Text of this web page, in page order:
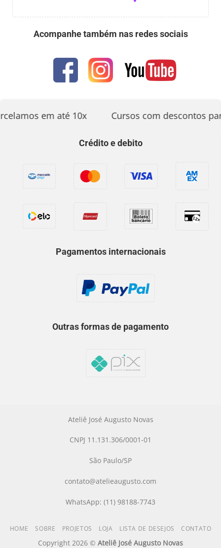
Acompanhe também nas redes sociais
em até 10x Cursos com descontos
Crédito e debito
Pagamentos internacionais
Outras formas de pagamento
Ateliê José Augusto Novas
CNPJ 11.131.306/0001-01
São Paulo/SP
contato@atelieaugusto.com
WhatsApp: (11) 98188-7743
HOME SOBRE PROJETOS LOJA LISTA DE DESEJOS CONTATO
Copyright 2026 © Ateliê José Augusto Novas